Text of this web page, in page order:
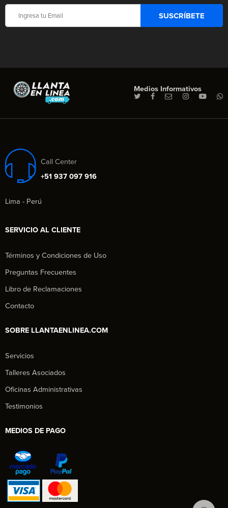
Medios Informativos
Call Center
+51 937 097 916
Lima - Perú
SERVICIO AL CLIENTE
Términos y Condiciones de Uso
Preguntas Frecuentes
Libro de Reclamaciones
Contacto
SOBRE LLANTAENLINEA.COM
Servicios
Talleres Asociados
Oficinas Administrativas
Testimonios
MEDIOS DE PAGO